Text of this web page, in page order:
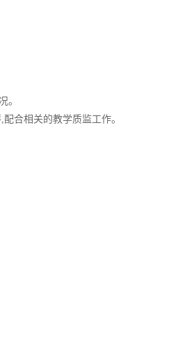
。
合相关的教学质监工作。